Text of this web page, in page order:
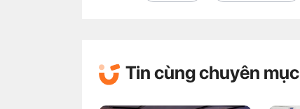
Tin cùng chuyên mục